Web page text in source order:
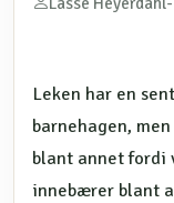
Leken har en
barnehagen,
blant annet fordi
innebærer blant